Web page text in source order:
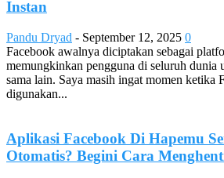
Instan
Pandu Dryad - September 12, 2025 0
Facebook awalnya diciptakan sebagai
memungkinkan pengguna di seluruh dunia
sama lain. Saya masih ingat momen ketika
digunakan...
Aplikasi Facebook Di Hapemu
Otomatis? Begini Cara